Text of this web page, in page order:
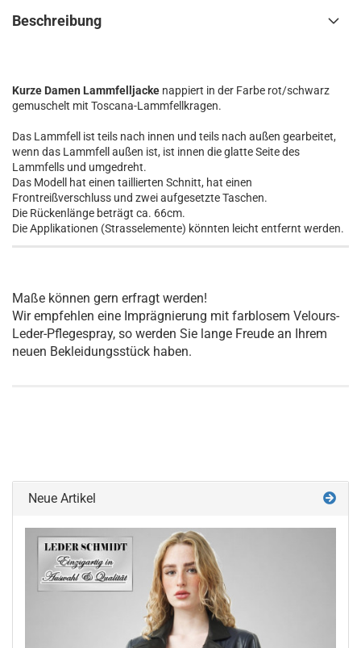
Beschreibung
Kurze Damen Lammfelljacke nappiert in der Farbe rot/schwarz
gemuschelt mit Toscana-Lammfellkragen.
Das Lammfell ist teils nach innen und teils nach außen gearbeitet,
wenn das Lammfell außen ist, ist innen die glatte Seite des
Lammfells und umgedreht.
Das Modell hat einen taillierten Schnitt, hat einen
Frontreißverschluss und zwei aufgesetzte Taschen.
Die Rückenlänge beträgt ca. 66cm.
Die Applikationen (Strasselemente) könnten leicht entfernt werden.
Maße können gern erfragt werden!
Wir empfehlen eine Imprägnierung mit farblosem Velours-
Leder-Pflegespray, so werden Sie lange Freude an Ihrem
neuen Bekleidungsstück haben.
Neue Artikel